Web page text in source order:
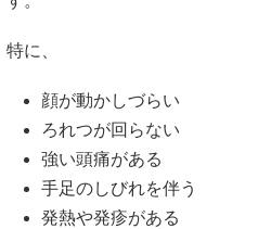
特に、
顔が動かしづらい
ろれつが回らない
強い頭痛がある
手足のしびれを伴う
発熱や発疹がある